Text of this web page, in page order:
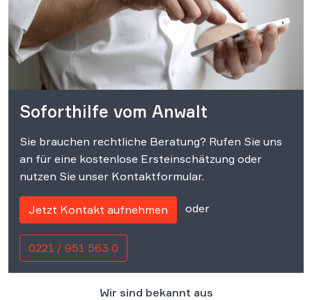
Soforthilfe vom Anwalt
Sie brauchen rechtliche Beratung? Rufen Sie uns
an für eine kostenlose Ersteinschätzung oder
nutzen Sie unser Kontaktformular.
Jetzt Kontakt aufnehmen oder
0221 / 951 563 0
Wir sind bekannt aus